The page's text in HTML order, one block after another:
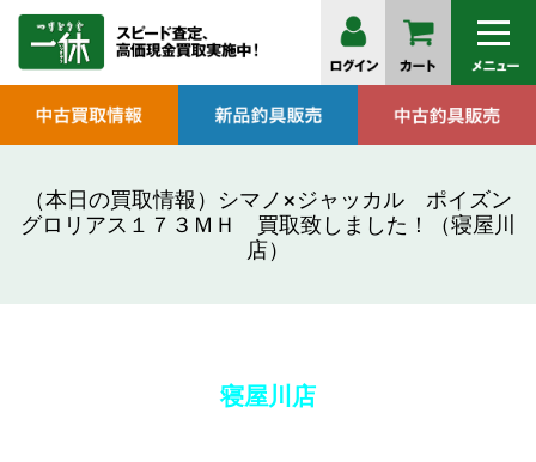
（本日の買取情報）シマノ×ジャッカル ポイズン
グロリアス１７３ＭＨ 買取致しました！（寝屋川
店）
寝屋川店